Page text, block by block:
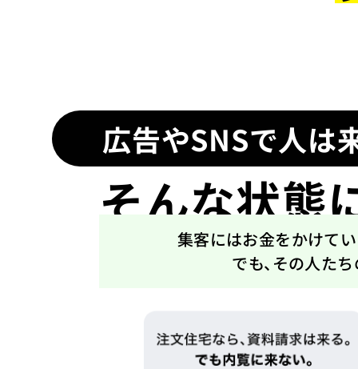
広告やSNSで人は
そんな状態
集客にはお金をかけてい
でも、その人た